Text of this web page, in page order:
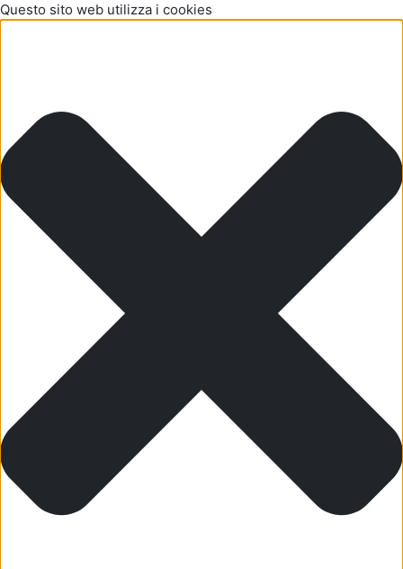
Questo sito web utilizza i cookies